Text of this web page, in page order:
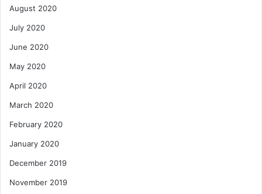
August 2020
July 2020
June 2020
May 2020
April 2020
March 2020
February 2020
January 2020
December 2019
November 2019